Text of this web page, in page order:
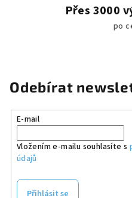
Přes 3000
po
Odebírat
E-mail
Vložením e-mailu souhlasíte s
údajů
Přihlásit se